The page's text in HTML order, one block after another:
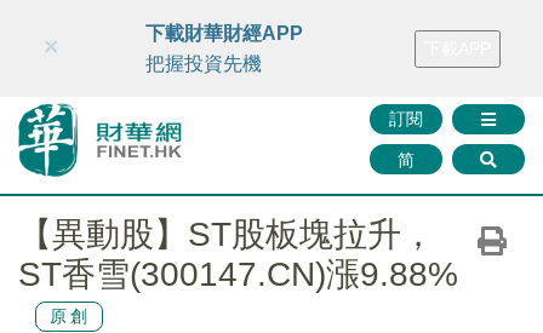
財華智庫網 FINTV FINMETA 財華證券 媒體矩陣
訂閱
简
×
下載財華財經APP
把握投資先機
【異動股】ST股板塊拉升，
ST香雪(300147.CN)漲9.88%
原創